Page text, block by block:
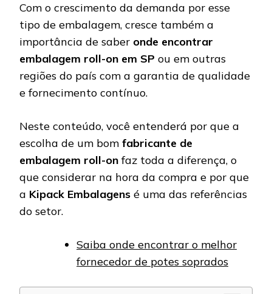
Com o crescimento da demanda por esse
tipo de embalagem, cresce também a
importância de saber onde encontrar
embalagem roll-on em SP ou em outras
regiões do país com a garantia de qualidade
e fornecimento contínuo.
Neste conteúdo, você entenderá por que a
escolha de um bom fabricante de
embalagem roll-onfaz toda a diferença, o
que considerar na hora da compra e por que
a Kipack Embalagens é uma das referências
do setor.
Saiba onde encontrar o melhor
fornecedor de potes soprados